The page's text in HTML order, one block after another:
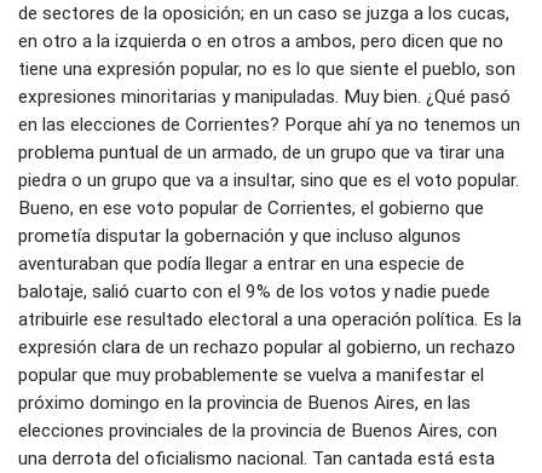
de sectores de la oposición; en un caso se juzga a los cucas,
en otro a la izquierda o en otros a ambos, pero dicen que no
tiene una expresión popular, no es lo que siente el pueblo, son
expresiones minoritarias y manipuladas. Muy bien. ¿Qué pasó
en las elecciones de Corrientes? Porque ahí ya no tenemos un
problema puntual de un armado, de un grupo que va tirar una
piedra o un grupo que va a insultar, sino que es el voto popular.
Bueno, en ese voto popular de Corrientes, el gobierno que
prometía disputar la gobernación y que incluso algunos
aventuraban que podía llegar a entrar en una especie de
balotaje, salió cuarto con el 9% de los votos y nadie puede
atribuirle ese resultado electoral a una operación política. Es la
expresión clara de un rechazo popular al gobierno, un rechazo
popular que muy probablemente se vuelva a manifestar el
próximo domingo en la provincia de Buenos Aires, en las
elecciones provinciales de la provincia de Buenos Aires, con
una derrota del oficialismo nacional. Tan cantada está esta